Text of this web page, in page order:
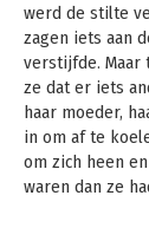
werd de stilte
zagen iets aan
verstijfde. Maar
ze dat er iets
haar moeder,
in om af te
om zich heen
waren dan ze